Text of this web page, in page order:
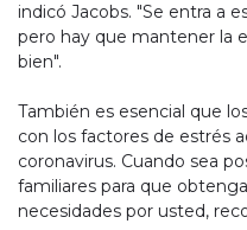
indicó Jacobs. "Se entra a
pero hay que mantener la
bien".
También es esencial que
con los factores de estrés
coronavirus. Cuando sea
familiares para que
necesidades por usted,